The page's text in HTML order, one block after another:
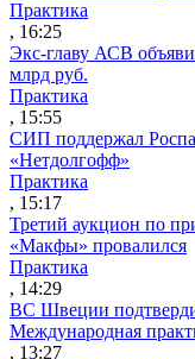
Практика
, 16:25
Экс-главу АСВ
млрд руб.
Практика
, 15:55
СИП поддержал
«Нетдолгофф»
Практика
, 15:17
Третий аукцион по
«Макфы» провалился
Практика
, 14:29
ВС Швеции
Международная
, 13:27